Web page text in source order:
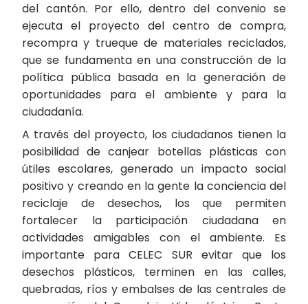
del cantón. Por ello, dentro del convenio se
ejecuta el proyecto del centro de compra,
recompra y trueque de materiales reciclados,
que se fundamenta en una construcción de la
política pública basada en la generación de
oportunidades para el ambiente y para la
ciudadanía.
A través del proyecto, los ciudadanos tienen la
posibilidad de canjear botellas plásticas con
útiles escolares, generado un impacto social
positivo y creando en la gente la conciencia del
reciclaje de desechos, los que permiten
fortalecer la participación ciudadana en
actividades amigables con el ambiente. Es
importante para CELEC SUR evitar que los
desechos plásticos, terminen en las calles,
quebradas, ríos y embalses de las centrales de